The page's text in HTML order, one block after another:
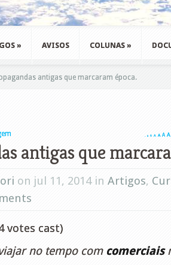
» AVISOS COLUNAS »
antigas que marcaram época.
A A A A A A A
antigas que
on jul 11, 2014 in Artigos,
votes cast)
no tempo com comerciais